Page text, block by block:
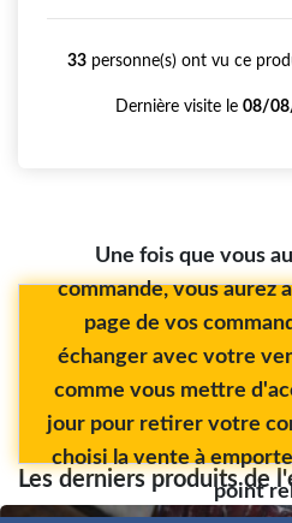
33 personne(s) ont vu ce
Dernière visite le 08/
Une fois que vous
commande, vous aurez
page de vos
échanger avec votre
comme vous mettre
jour pour retirer votre
choisi la vente à
point
Les derniers produits de